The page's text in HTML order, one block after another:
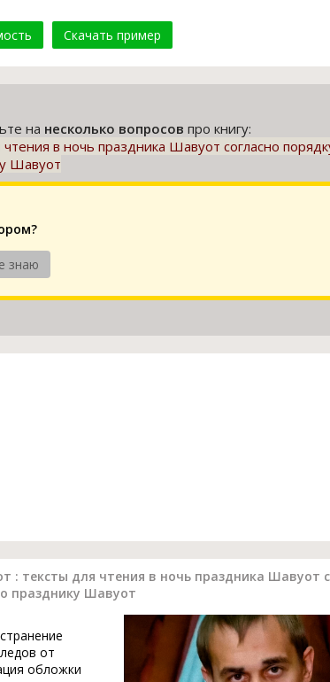
Скачать пример
на несколько вопросов про книгу:
в ночь праздника Шавуот согласно
Шавуот
знаю
: тексты для чтения в ночь праздника Шавуот
празднику Шавуот
от
обложки